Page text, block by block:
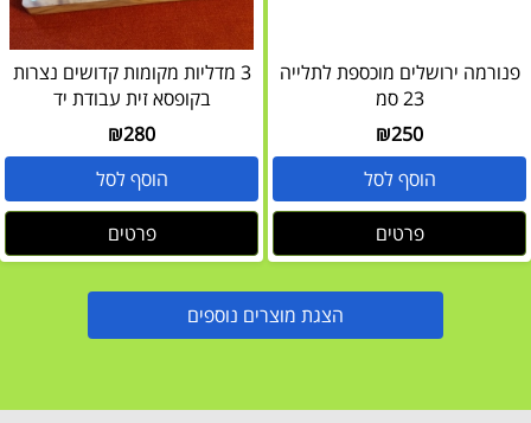
פנורמה ירושלים מוכספת לתלייה
23 סמ
₪250
הוסף לסל
פרטים
3 מדליות מקומות קדושים נצרות
בקופסא זית עבודת יד
₪280
הוסף לסל
פרטים
הצגת מוצרים נוספים